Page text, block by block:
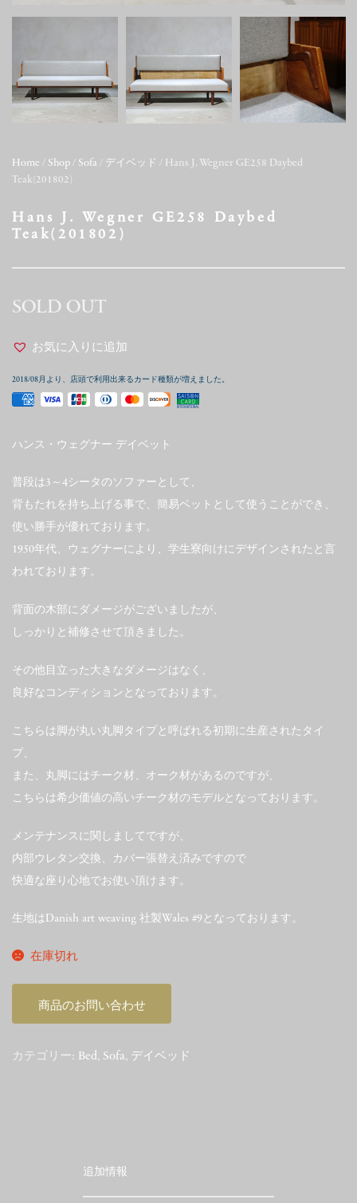
Home / Shop / Sofa / デイベッド / Hans J. Wegner GE258 Daybed
Teak(201802)
Hans J. Wegner GE258 Daybed
Teak(201802)
SOLD OUT
お気に入りに追加
2018/08月より、店頭で利用出来るカード種類が増えました。
ハンス・ウェグナー デイベット
普段は3～4シータのソファーとして、
背もたれを持ち上げる事で、簡易ベットとして使うことができ、
使い勝手が優れております。
1950年代、ウェグナーにより、学生寮向けにデザインされたと言
われております。
背面の木部にダメージがございましたが、
しっかりと補修させて頂きました。
その他目立った大きなダメージはなく、
良好なコンディションとなっております。
こちらは脚が丸い丸脚タイプと呼ばれる初期に生産されたタイ
プ、
また、丸脚にはチーク材、オーク材があるのですが、
こちらは希少価値の高いチーク材のモデルとなっております。
メンテナンスに関しましてですが、
内部ウレタン交換、カバー張替え済みですので
快適な座り心地でお使い頂けます。
生地はDanish art weaving 社製Wales #9となっております。
在庫切れ
商品のお問い合わせ
カテゴリー: Bed, Sofa, デイベッド
追加情報